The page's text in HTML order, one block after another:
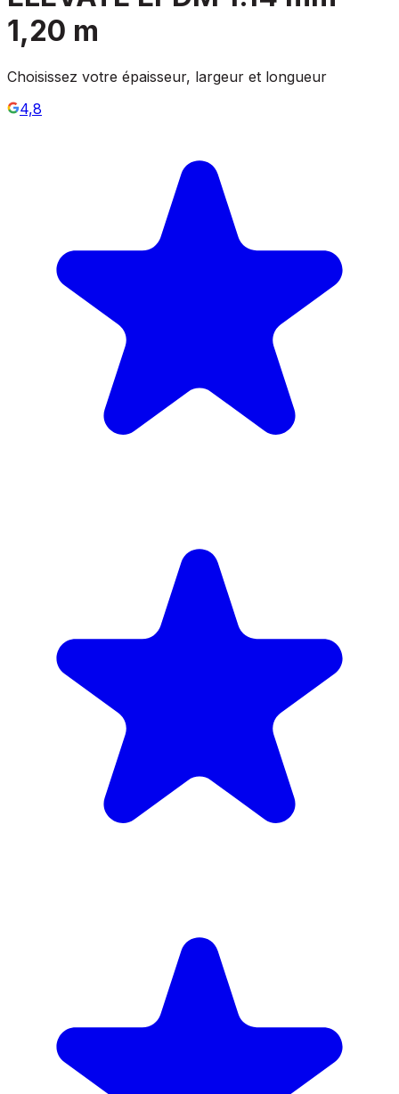
1,20 m
Choisissez votre épaisseur, largeur et longueur
4,8